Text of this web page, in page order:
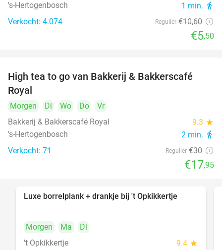
's-Hertogenbosch 1 min. directions_walk
Verkocht: 4.074 Regulier €10,60
€5,50
40%
High tea to go van Bakkerij & Bakkerscafé
Royal
Morgen Di Wo Do
Vr
Bakkerij & Bakkerscafé Royal
9.3 star
's-Hertogenbosch 2 min. directions_walk
Verkocht: 71 Regulier €30
€17,95
Luxe borrelplank + drankje bij 't Opkikkertje
Morgen Ma
Di
't Opkikkertje
9.4 star